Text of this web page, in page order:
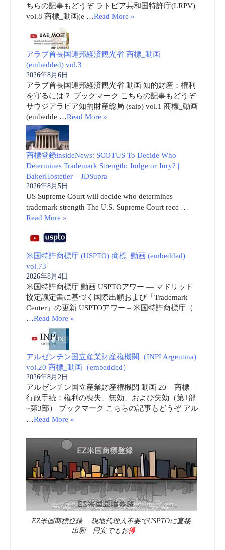
ちらの記事もどうぞ ラトビア共和国特許庁(LRPV)
vol.8 商標_動画(e …Read More »
アラブ首長国連邦経済観光省 商標_動画
(embedded) vol.3
2026年8月6日
アラブ首長国連邦経済観光省 動画 知的財産：権利
を守るには？ ブックマーク こちらの記事もどうぞ
サウジアラビア知的財産総局 (saip) vol.1 商標_動画
(embedde …Read More »
商標登録insideNews: SCOTUS To Decide Who
Determines Trademark Strength: Judge or Jury? |
BakerHostetler – JDSupra
2026年8月5日
US Supreme Court will decide who determines
trademark strength The U.S. Supreme Court rece …
Read More »
米国特許商標庁 (USPTO) 商標_動画 (embedded)
vol.73
2026年8月4日
米国特許商標庁 動画 USPTOアワー ― マドリッド
協定議定書に基づく国際出願および「Trademark
Center」の更新 USPTOアワー – 米国特許商標庁（
…Read More »
アルゼンチン国立産業財産権機関（INPI Argentina)
vol.20 商標_動画（embedded）
2026年8月2日
アルゼンチン国立産業財産権機関 動画 20 – 商標 –
行政手続：権利の喪失、無効、および失効（第1部
~第3部） ブックマーク こちらの記事もどうぞ アル
…Read More »
EZ米国商標登録 現地代理人不要でUSPTOに直接
出願 円安でもお得